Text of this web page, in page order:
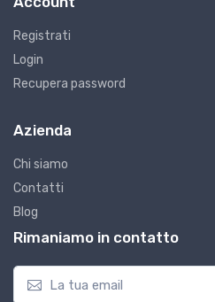
Registrati
Login
Recupera password
Azienda
Chi siamo
Contatti
Blog
Rimaniamo in contatto